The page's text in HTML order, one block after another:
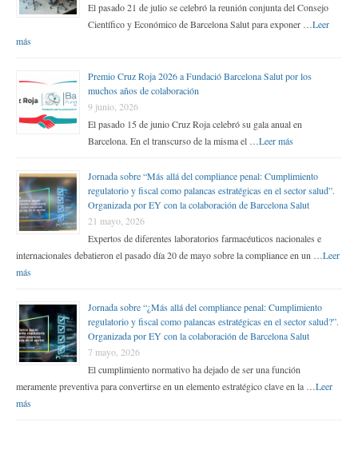
El pasado 21 de julio se celebró la reunión conjunta del Consejo
Científico y Económico de Barcelona Salut para exponer … Leer
más
Premio Cruz Roja 2026 a Fundació Barcelona Salut por los
muchos años de colaboración
9 junio, 2026
El pasado 15 de junio Cruz Roja celebró su gala anual en
Barcelona. En el transcurso de la misma el … Leer más
Jornada sobre “Más allá del compliance penal: Cumplimiento
regulatorio y fiscal como palancas estratégicas en el sector salud”.
Organizada por EY con la colaboración de Barcelona Salut
21 mayo, 2026
Expertos de diferentes laboratorios farmacéuticos nacionales e
internacionales debatieron el pasado día 20 de mayo sobre la compliance en un … Leer
más
Jornada sobre “¿Más allá del compliance penal: Cumplimiento
regulatorio y fiscal como palancas estratégicas en el sector salud?”.
Organizada por EY con la colaboración de Barcelona Salut
7 mayo, 2026
El cumplimiento normativo ha dejado de ser una función
meramente preventiva para convertirse en un elemento estratégico clave en la … Leer
más